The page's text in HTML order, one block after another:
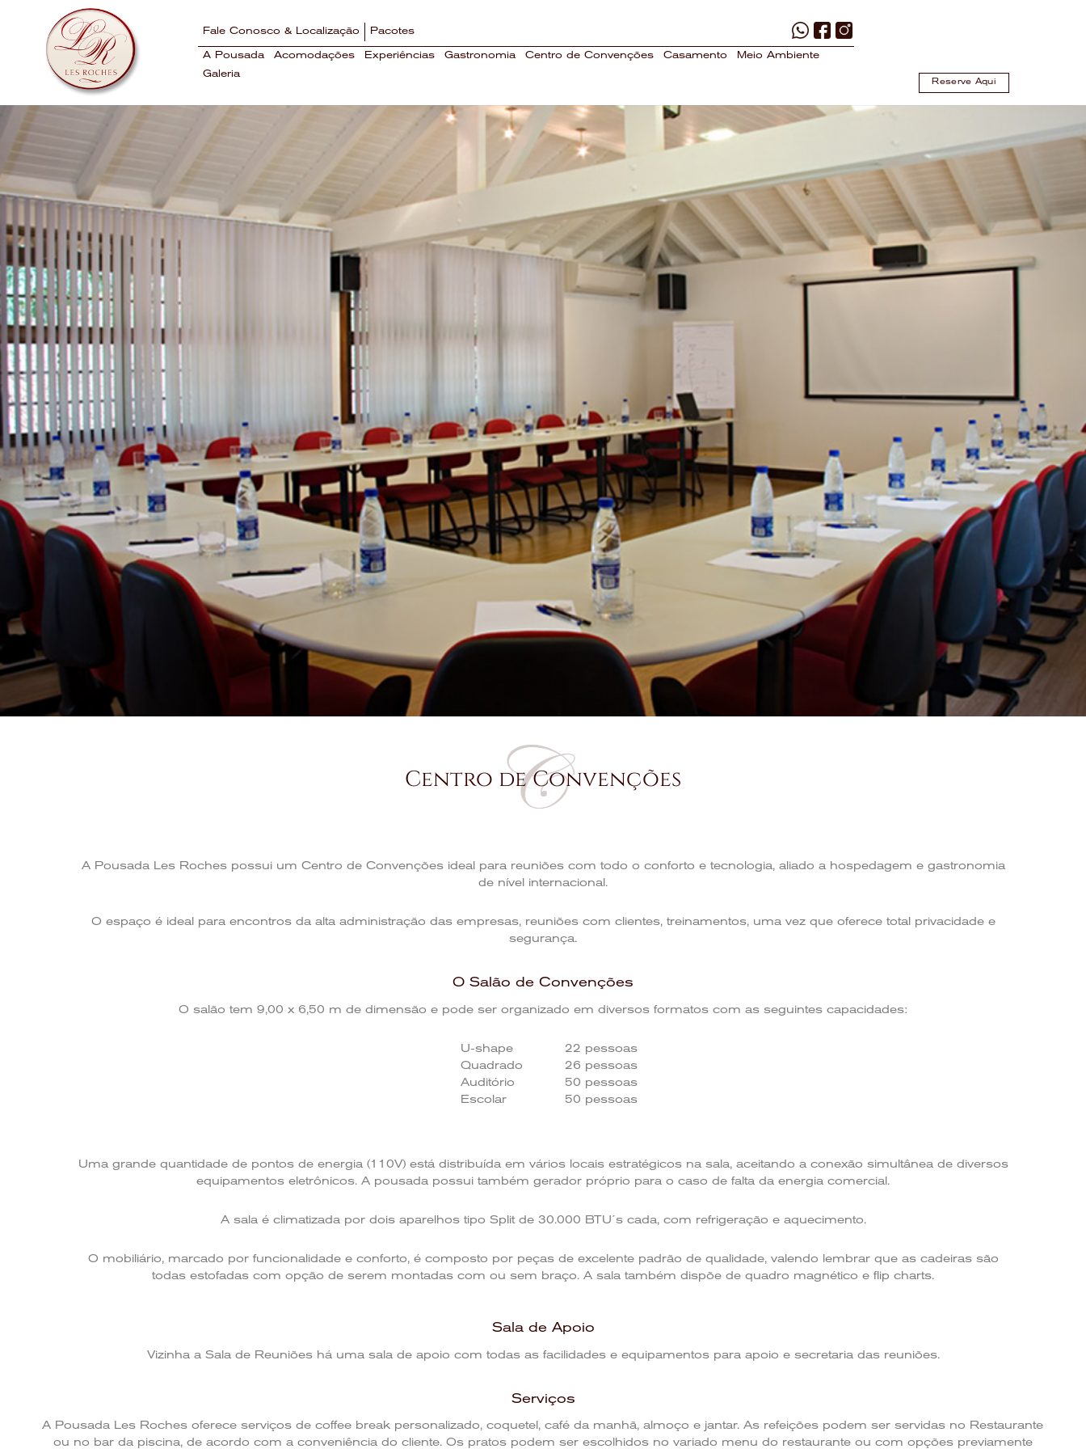
Fale Conosco & Localização Pacotes
A Pousada Acomodações Experiências Gastronomia Centro de Convenções Casamento Meio Ambiente
Galeria
Reserve Aqui
Centro de Convenções
A Pousada Les Roches possui um Centro de Convenções ideal para reuniões com todo o conforto e tecnologia, aliado a hospedagem e gastronomia
de nível internacional.
O espaço é ideal para encontros da alta administração das empresas, reuniões com clientes, treinamentos, uma vez que oferece total privacidade e
segurança.
O Salão de Convenções
O salão tem 9,00 x 6,50 m de dimensão e pode ser organizado em diversos formatos com as seguintes capacidades:
U-shape
Quadrado
Auditório
Escolar
22 pessoas
26 pessoas
50 pessoas
50 pessoas
Uma grande quantidade de pontos de energia (110V) está distribuída em vários locais estratégicos na sala, aceitando a conexão simultânea de diversos
equipamentos eletrônicos. A pousada possui também gerador próprio para o caso de falta da energia comercial.
A sala é climatizada por dois aparelhos tipo Split de 30.000 BTU´s cada, com refrigeração e aquecimento.
O mobiliário, marcado por funcionalidade e conforto, é composto por peças de excelente padrão de qualidade, valendo lembrar que as cadeiras são
todas estofadas com opção de serem montadas com ou sem braço. A sala também dispõe de quadro magnético e flip charts.
Sala de Apoio
Vizinha a Sala de Reuniões há uma sala de apoio com todas as facilidades e equipamentos para apoio e secretaria das reuniões.
Serviços
A Pousada Les Roches oferece serviços de coffee break personalizado, coquetel, café da manhã, almoço e jantar. As refeições podem ser servidas no Restaurante
ou no bar da piscina, de acordo com a conveniência do cliente. Os pratos podem ser escolhidos no variado menu do restaurante ou com opções previamente